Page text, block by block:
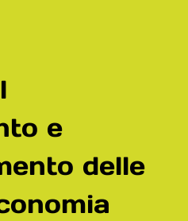
e
delle